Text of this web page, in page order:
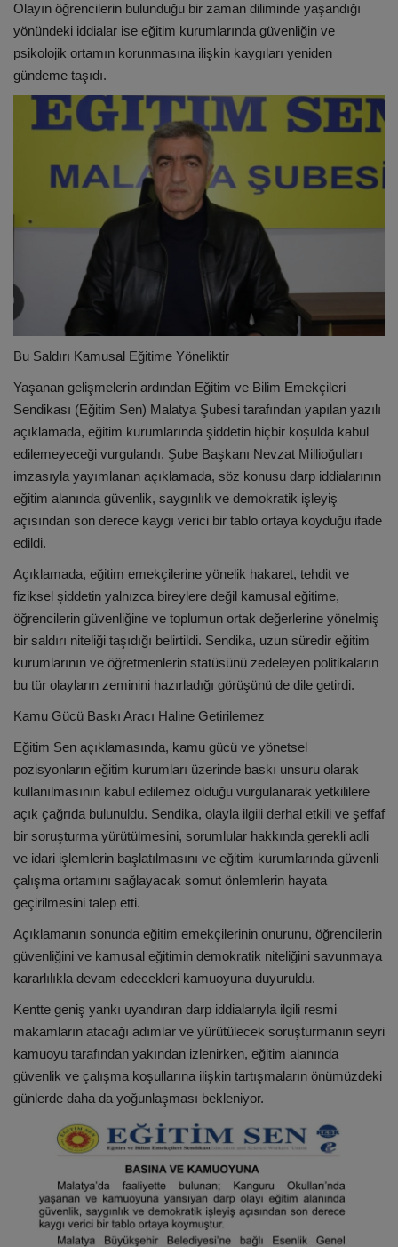
Olayın öğrencilerin bulunduğu bir zaman diliminde yaşandığı
yönündeki iddialar ise eğitim kurumlarında güvenliğin ve
psikolojik ortamın korunmasına ilişkin kaygıları yeniden
gündeme taşıdı.
Bu Saldırı Kamusal Eğitime Yöneliktir
Yaşanan gelişmelerin ardından Eğitim ve Bilim Emekçileri
Sendikası (Eğitim Sen) Malatya Şubesi tarafından yapılan yazılı
açıklamada, eğitim kurumlarında şiddetin hiçbir koşulda kabul
edilemeyeceği vurgulandı. Şube Başkanı Nevzat Millioğulları
imzasıyla yayımlanan açıklamada, söz konusu darp iddialarının
eğitim alanında güvenlik, saygınlık ve demokratik işleyiş
açısından son derece kaygı verici bir tablo ortaya koyduğu ifade
edildi.
Açıklamada, eğitim emekçilerine yönelik hakaret, tehdit ve
fiziksel şiddetin yalnızca bireylere değil kamusal eğitime,
öğrencilerin güvenliğine ve toplumun ortak değerlerine yönelmiş
bir saldırı niteliği taşıdığı belirtildi. Sendika, uzun süredir eğitim
kurumlarının ve öğretmenlerin statüsünü zedeleyen politikaların
bu tür olayların zeminini hazırladığı görüşünü de dile getirdi.
Kamu Gücü Baskı Aracı Haline Getirilemez
Eğitim Sen açıklamasında, kamu gücü ve yönetsel
pozisyonların eğitim kurumları üzerinde baskı unsuru olarak
kullanılmasının kabul edilemez olduğu vurgulanarak yetkililere
açık çağrıda bulunuldu. Sendika, olayla ilgili derhal etkili ve şeffaf
bir soruşturma yürütülmesini, sorumlular hakkında gerekli adli
ve idari işlemlerin başlatılmasını ve eğitim kurumlarında güvenli
çalışma ortamını sağlayacak somut önlemlerin hayata
geçirilmesini talep etti.
Açıklamanın sonunda eğitim emekçilerinin onurunu, öğrencilerin
güvenliğini ve kamusal eğitimin demokratik niteliğini savunmaya
kararlılıkla devam edecekleri kamuoyuna duyuruldu.
Kentte geniş yankı uyandıran darp iddialarıyla ilgili resmi
makamların atacağı adımlar ve yürütülecek soruşturmanın seyri
kamuoyu tarafından yakından izlenirken, eğitim alanında
güvenlik ve çalışma koşullarına ilişkin tartışmaların önümüzdeki
günlerde daha da yoğunlaşması bekleniyor.